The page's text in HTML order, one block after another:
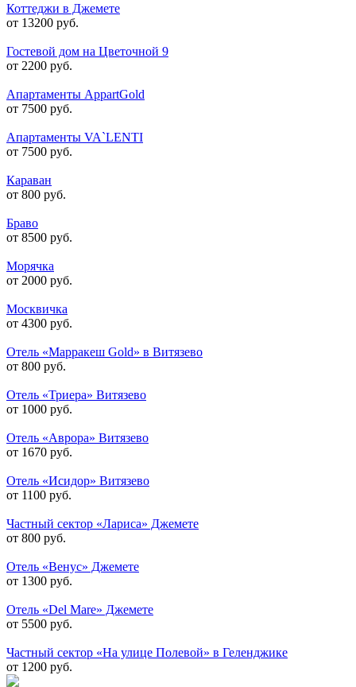
Коттеджи в Джемете
от 13200 руб.
Гостевой дом на Цветочной 9
от 2200 руб.
Апартаменты AppartGold
от 7500 руб.
Апартаменты VA`LENTI
от 7500 руб.
Караван
от 800 руб.
Браво
от 8500 руб.
Морячка
от 2000 руб.
Москвичка
от 4300 руб.
Отель «Марракеш Gold» в Витязево
от 800 руб.
Отель «Триера» Витязево
от 1000 руб.
Отель «Аврора» Витязево
от 1670 руб.
Отель «Исидор» Витязево
от 1100 руб.
Частный сектор «Лариса» Джемете
от 800 руб.
Отель «Венус» Джемете
от 1300 руб.
Отель «Del Mare» Джемете
от 5500 руб.
Частный сектор «На улице Полевой» в Геленджике
от 1200 руб.